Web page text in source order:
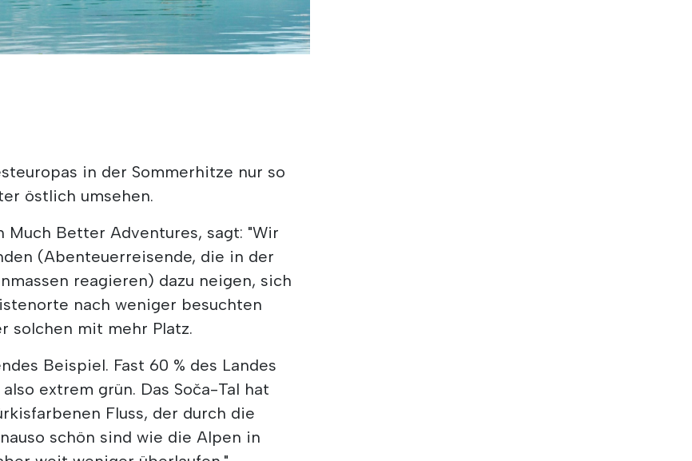
in der Sommerhitze nur so
östlich umsehen.
Much Better Adventures, sagt: "Wir
(Abenteuerreisende, die in der
reagieren) dazu neigen, sich
nach weniger besuchten
solchen mit mehr Platz.
Beispiel. Fast 60 % des Landes
extrem grün. Das Soča-Tal hat
Fluss, der durch die
schön sind wie die Alpen in